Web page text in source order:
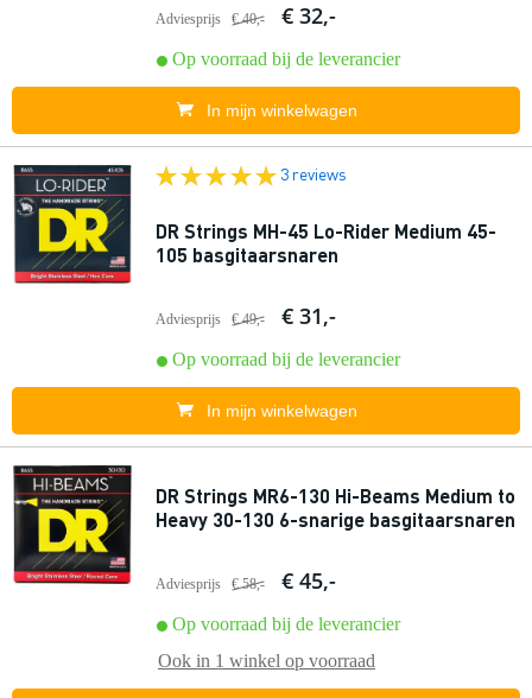
Adviesprijs € 40,- € 32,-
Op voorraad bij de leverancier
In mijn winkelwagen
3 reviews
DR Strings MH-45 Lo-Rider Medium 45-
105 basgitaarsnaren
Adviesprijs € 49,- € 31,-
Op voorraad bij de leverancier
In mijn winkelwagen
DR Strings MR6-130 Hi-Beams Medium to
Heavy 30-130 6-snarige basgitaarsnaren
Adviesprijs € 58,- € 45,-
Op voorraad bij de leverancier
Ook in 1 winkel op voorraad